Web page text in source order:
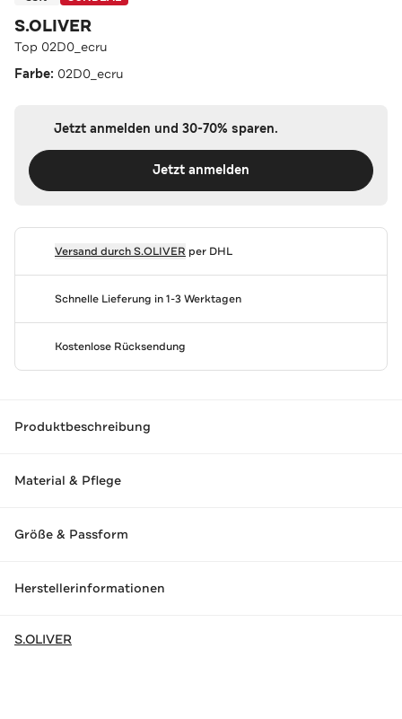
S.OLIVER
Top 02D0_ecru
Farbe: 02D0_ecru
Jetzt anmelden und 30-70% sparen.
Jetzt anmelden
Versand durchS.OLIVER per DHL
Schnelle Lieferung in 1-3 Werktagen
Kostenlose Rücksendung
Produktbeschreibung
Material & Pflege
Größe & Passform
Herstellerinformationen
S.OLIVER